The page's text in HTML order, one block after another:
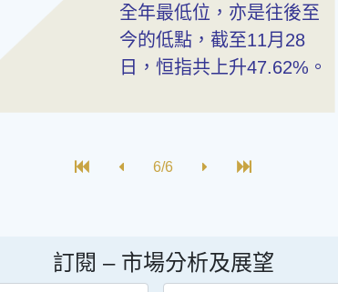
全年最低位，亦是往後至
今的低點，截至11月28
日，恒指共上升47.62%。
6/6
訂閱 – 市場分析及展望